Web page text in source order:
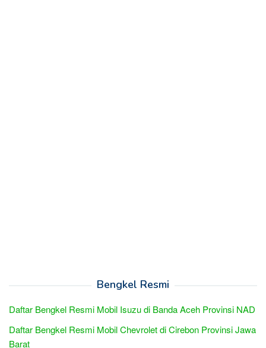
Bengkel Resmi
Daftar Bengkel Resmi Mobil Isuzu di Banda Aceh Provinsi NAD
Daftar Bengkel Resmi Mobil Chevrolet di Cirebon Provinsi Jawa
Barat